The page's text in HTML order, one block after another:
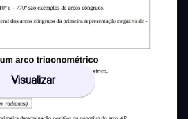
Visualizar